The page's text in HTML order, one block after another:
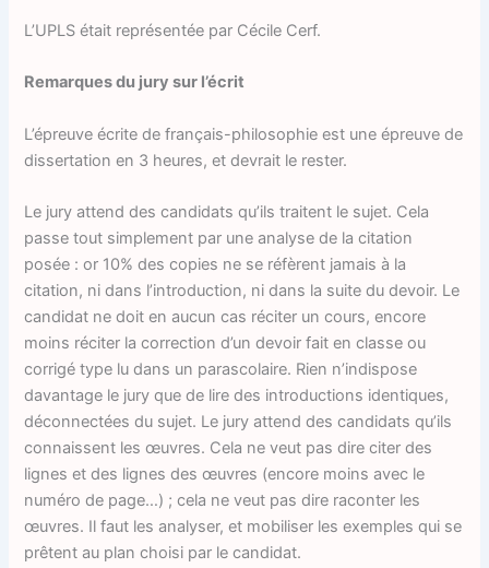
L’UPLS était représentée par Cécile Cerf.
Remarques du jury sur l’écrit
L’épreuve écrite de français-philosophie est une épreuve de
dissertation en 3 heures, et devrait le rester.
Le jury attend des candidats qu’ils traitent le sujet. Cela
passe tout simplement par une analyse de la citation
posée : or 10% des copies ne se réfèrent jamais à la
citation, ni dans l’introduction, ni dans la suite du devoir. Le
candidat ne doit en aucun cas réciter un cours, encore
moins réciter la correction d’un devoir fait en classe ou
corrigé type lu dans un parascolaire. Rien n’indispose
davantage le jury que de lire des introductions identiques,
déconnectées du sujet. Le jury attend des candidats qu’ils
connaissent les œuvres. Cela ne veut pas dire citer des
lignes et des lignes des œuvres (encore moins avec le
numéro de page…) ; cela ne veut pas dire raconter les
œuvres. Il faut les analyser, et mobiliser les exemples qui se
prêtent au plan choisi par le candidat.